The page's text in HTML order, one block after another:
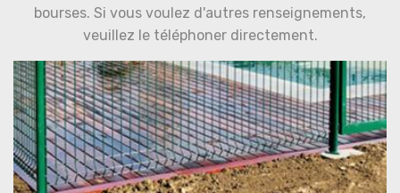
bourses. Si vous voulez d'autres renseignements,
veuillez le téléphoner directement.